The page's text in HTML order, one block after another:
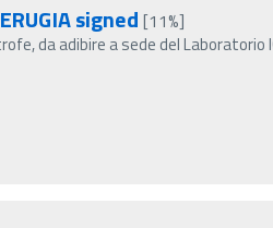
signed [11%]
da adibire a sede del Laboratorio